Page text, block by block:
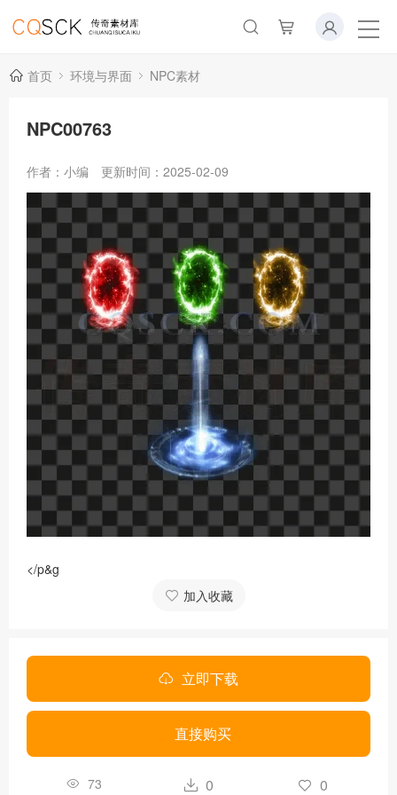
首页 环境与界面 NPC素材
NPC00763
作者：小编 更新时间：2025-02-09
</p&g
加入收藏
立即下载
直接购买
73 0 0